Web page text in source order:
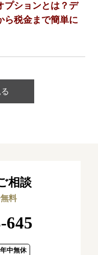
プションとは？デ
ら税金まで簡単に
相談
料
645
年中無休